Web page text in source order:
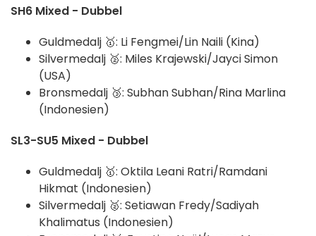
SH6 Mixed - Dubbel
Guldmedalj 🥇: Li Fengmei/Lin Naili (Kina)
Silvermedalj 🥈: Miles Krajewski/Jayci Simon
(USA)
Bronsmedalj 🥉: Subhan Subhan/Rina Marlina
(Indonesien)
SL3-SU5 Mixed - Dubbel
Guldmedalj 🥇: Oktila Leani Ratri/Ramdani
Hikmat (Indonesien)
Silvermedalj 🥈: Setiawan Fredy/Sadiyah
Khalimatus (Indonesien)